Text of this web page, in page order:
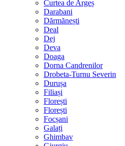
Curtea de Argeș
Darabani
Dărmănești
Deal
Dej
Deva
Doaga
Dorna Candrenilor
Drobeta-Turnu Severin
Durușa
Filiași
Florești
Florești
Focșani
Galați
Ghimbav